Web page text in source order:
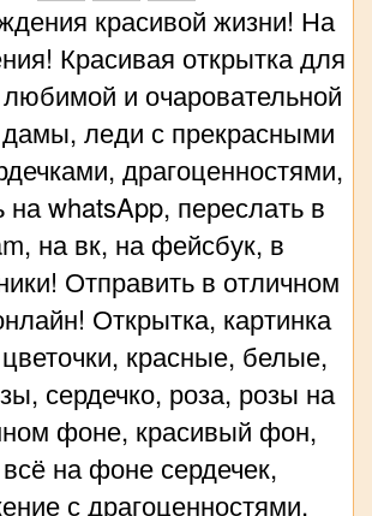
красивой жизни! На
Красивая открытка для
и очаровательной
леди с прекрасными
драгоценностями,
на whatsApp, переслать в
на вк, на фейсбук, в
Отправить в отличном
Открытка, картинка
красные, белые,
сердечко, роза, розы на
фоне, красивый фон,
на фоне сердечек,
с драгоценностями,